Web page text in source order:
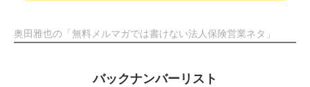
奥田雅也の「無料メルマガでは書けない法人保険営業ネタ」
バックナンバーリスト